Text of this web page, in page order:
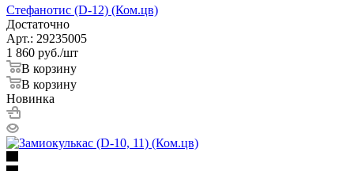
Стефанотис (D-12) (Ком.цв)
Достаточно
Арт.: 29235005
1 860 руб./шт
В корзину
В корзину
Новинка